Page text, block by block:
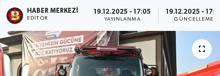
HABER MERKEZI
EDITÖR
19.12.2025 - 17:05
YAYINLANMA
19.12.2025 -
GÜNCELLEME